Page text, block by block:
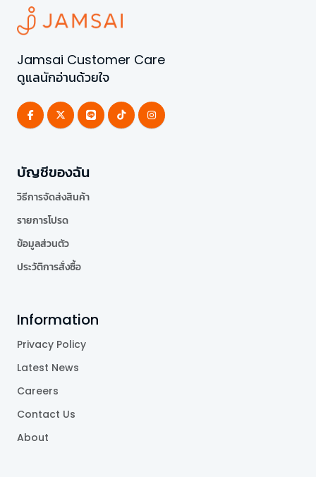
Jamsai Customer Care
ดูแลนักอ่านด้วยใจ
บัญชีของฉัน
วิธีการจัดส่งสินค้า
รายการโปรด
ข้อมูลส่วนตัว
ประวัติการสั่งซื้อ
Information
Privacy Policy
Latest News
Careers
Contact Us
About